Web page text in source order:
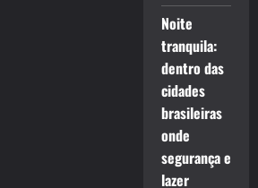
Noite
tranquila:
dentro das
cidades
brasileiras
onde
segurança e
lazer